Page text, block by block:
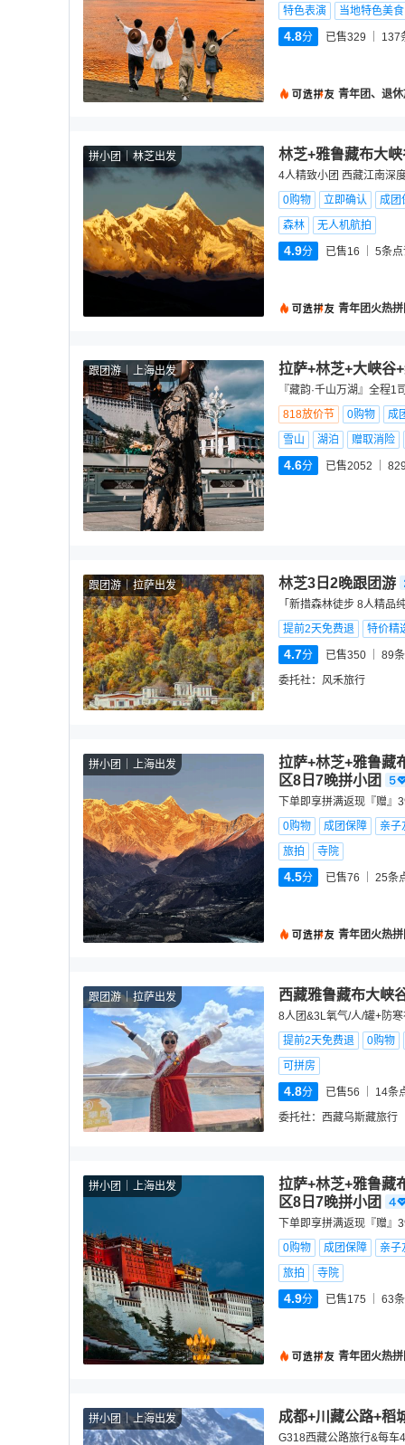
特色表演 当地特色美食
4.8分 已售329 137
青年团、退
拼小团 林芝出发 林芝+雅鲁藏布大
4人精致小团 西藏江南深
0购物
立即确认
成团
森林
无人机航拍
4.9分 已售16 5条
青年团火热
跟团游 上海出发 拉萨+林芝+大峡谷
『藏韵·千山万湖』全程
818放价节
0购物
成
雪山
湖泊 赠取消险
4.6分 已售2052
跟团游 拉萨出发 林芝3日2晚跟团游
「新措森林徒步 8人精品
提前2天免费退
特价精
4.7分 已售350 89
委托社： 风禾旅行
拼小团 上海出发
拉萨+林芝+雅鲁藏
区8日7晚拼小团
下单即享拼满返现『赠
0购物
成团保障
亲子
旅拍
寺院
4.5分 已售76 25条
青年团火热
跟团游 拉萨出发 西藏雅鲁藏布大峡
8人团&3L氧气/人/罐+防
提前2天免费退
0购物
可拼房
4.8分 已售56 14条
委托社： 西藏乌斯藏旅行
拼小团 上海出发
拉萨+林芝+雅鲁藏
区8日7晚拼小团
下单即享拼满返现『赠
0购物
成团保障
亲子
旅拍
寺院
4.9分 已售175 63
青年团火热
拼小团 上海出发 成都+川藏公路+稻
G318西藏公路旅行&每车